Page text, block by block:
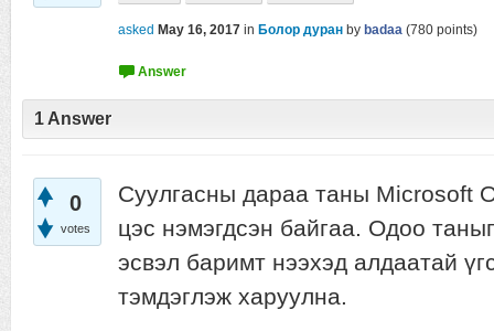
asked May 16, 2017 in Болор дуран by badaa (780 points)
1 Answer
0
votes
Суулгасны дараа таны Microsoft
цэс нэмэгдсэн байгаа. Одоо
эсвэл баримт нээхэд алдаатай
тэмдэглэж харуулна.